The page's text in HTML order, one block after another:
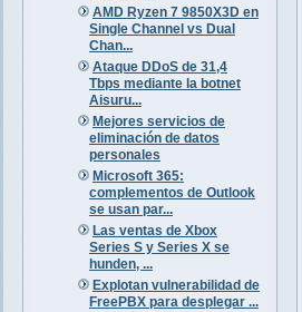
AMD Ryzen 7 9850X3D en
Single Channel vs Dual
Chan...
Ataque DDoS de 31,4
Tbps mediante la botnet
Aisuru...
Mejores servicios de
eliminación de datos
personales
Microsoft 365:
complementos de Outlook
se usan par...
Las ventas de Xbox
Series S y Series X se
hunden, ...
Explotan vulnerabilidad de
FreePBX para desplegar ...